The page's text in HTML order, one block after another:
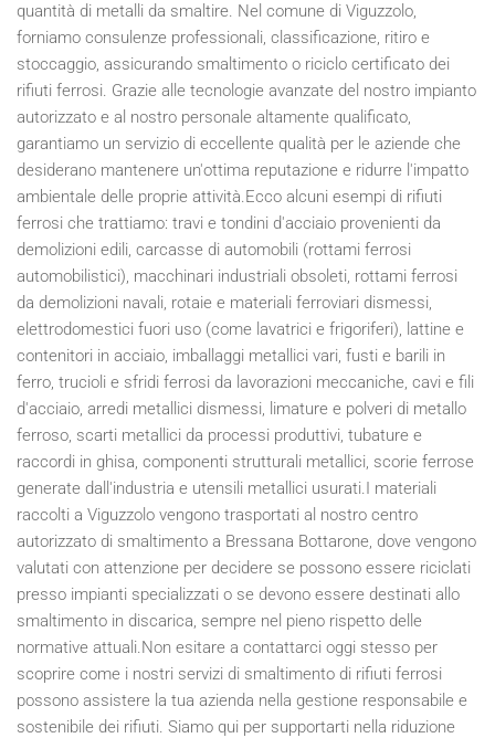
quantità di metalli da smaltire. Nel comune di Viguzzolo,
forniamo consulenze professionali, classificazione, ritiro e
stoccaggio, assicurando smaltimento o riciclo certificato dei
rifiuti ferrosi. Grazie alle tecnologie avanzate del nostro impianto
autorizzato e al nostro personale altamente qualificato,
garantiamo un servizio di eccellente qualità per le aziende che
desiderano mantenere un'ottima reputazione e ridurre l'impatto
ambientale delle proprie attività.Ecco alcuni esempi di rifiuti
ferrosi che trattiamo: travi e tondini d'acciaio provenienti da
demolizioni edili, carcasse di automobili (rottami ferrosi
automobilistici), macchinari industriali obsoleti, rottami ferrosi
da demolizioni navali, rotaie e materiali ferroviari dismessi,
elettrodomestici fuori uso (come lavatrici e frigoriferi), lattine e
contenitori in acciaio, imballaggi metallici vari, fusti e barili in
ferro, trucioli e sfridi ferrosi da lavorazioni meccaniche, cavi e fili
d'acciaio, arredi metallici dismessi, limature e polveri di metallo
ferroso, scarti metallici da processi produttivi, tubature e
raccordi in ghisa, componenti strutturali metallici, scorie ferrose
generate dall'industria e utensili metallici usurati.I materiali
raccolti a Viguzzolo vengono trasportati al nostro centro
autorizzato di smaltimento a Bressana Bottarone, dove vengono
valutati con attenzione per decidere se possono essere riciclati
presso impianti specializzati o se devono essere destinati allo
smaltimento in discarica, sempre nel pieno rispetto delle
normative attuali.Non esitare a contattarci oggi stesso per
scoprire come i nostri servizi di smaltimento di rifiuti ferrosi
possono assistere la tua azienda nella gestione responsabile e
sostenibile dei rifiuti. Siamo qui per supportarti nella riduzione